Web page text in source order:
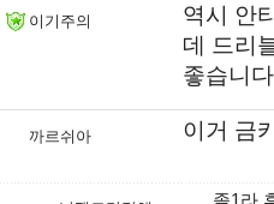
이기주의
역시 안
데 드리
좋습니
까르쉬아 이거 금
졸1라